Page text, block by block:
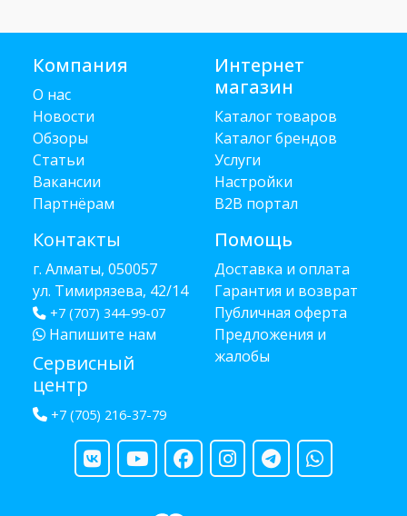
Компания
О нас
Новости
Обзоры
Статьи
Вакансии
Партнёрам
Контакты
г. Алматы, 050057
ул. Тимирязева, 42/14
+7 (707) 344-99-07
Напишите нам
Сервисный
центр
+7 (705) 216-37-79
Интернет
магазин
Каталог товаров
Каталог брендов
Услуги
Настройки
B2B портал
Помощь
Доставка и оплата
Гарантия и возврат
Публичная оферта
Предложения и
жалобы